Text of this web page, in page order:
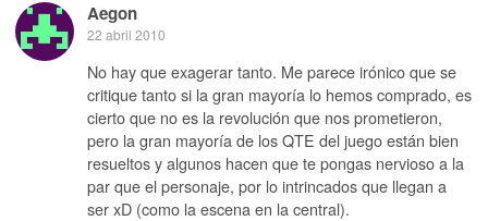
Aegon
22 abril 2010
No hay que exagerar tanto. Me parece irónico que se
critique tanto si la gran mayoría lo hemos comprado, es
cierto que no es la revolución que nos prometieron,
pero la gran mayoría de los QTE del juego están bien
resueltos y algunos hacen que te pongas nervioso a la
par que el personaje, por lo intrincados que llegan a
ser xD (como la escena en la central).